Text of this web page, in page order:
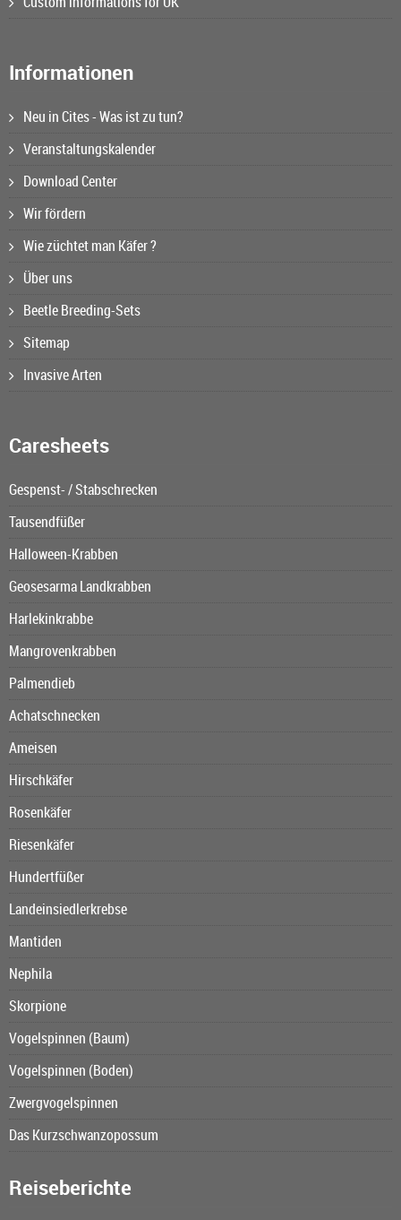
Informationen
Neu in Cites - Was ist zu tun?
Veranstaltungskalender
Download Center
Wir fördern
Wie züchtet man Käfer ?
Über uns
Beetle Breeding-Sets
Sitemap
Invasive Arten
Caresheets
Gespenst- / Stabschrecken
Tausendfüßer
Halloween-Krabben
Geosesarma Landkrabben
Harlekinkrabbe
Mangrovenkrabben
Palmendieb
Achatschnecken
Ameisen
Hirschkäfer
Rosenkäfer
Riesenkäfer
Hundertfüßer
Landeinsiedlerkrebse
Mantiden
Nephila
Skorpione
Vogelspinnen (Baum)
Vogelspinnen (Boden)
Zwergvogelspinnen
Das Kurzschwanzopossum
Reiseberichte